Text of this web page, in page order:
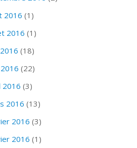
2016 (1)
2016 (1)
(18)
(22)
2016 (3)
2016 (13)
2016 (3)
2016 (1)